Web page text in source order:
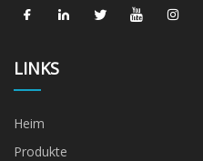
LINKS
Heim
Produkte